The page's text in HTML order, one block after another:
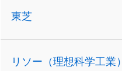
東芝
リソー（理想科学工業）